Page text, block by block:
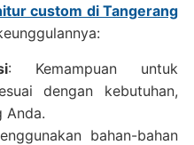
custom di Tangerang
: Kemampuan untuk
dengan kebutuhan,
Anda.
bahan-bahan